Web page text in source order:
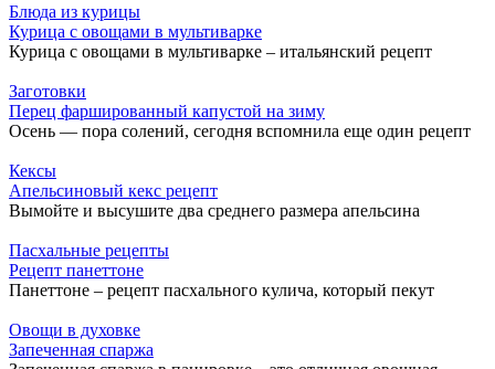
Блюда из курицы
Курица с овощами в мультиварке
Курица с овощами в мультиварке – итальянский рецепт
Заготовки
Перец фаршированный капустой на зиму
Осень — пора солений, сегодня вспомнила еще один рецепт
Кексы
Апельсиновый кекс рецепт
Вымойте и высушите два среднего размера апельсина
Пасхальные рецепты
Рецепт панеттоне
Панеттоне – рецепт пасхального кулича, который пекут
Овощи в духовке
Запеченная спаржа